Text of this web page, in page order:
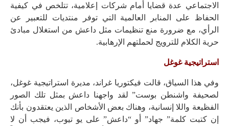
الاجتماعي عدة قضايا أمام شركات إعلامية، تتلخص في كيفية
الحفاظ على المنابر العالمية التي توفر منتديات للتعبير عن
الرأي، مع ضرورة منع تنظيمات مثل داعش من استغلال مبادئ
حرية الكلام للترويج لحملتهم الإرهابية.
استراتيجية غوغل
وفي هذا السياق، قالت فيكتوريا غراند، مديرة استراتيجية غوغل،
لصحيفة واشنطن بوست” لقد واجهنا داعش بمثل تلك الصور
الفظيعة واللا إنسانية، وهناك بعض الأشخاص الذين يعتقدون بأنك
إن كتبت كلمة” جهاد” أو “داعش” على يو تيوب، فيجب أن لا